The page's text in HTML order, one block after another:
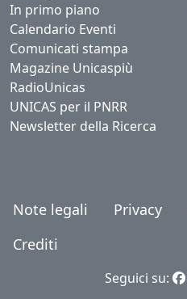
In primo piano
Calendario Eventi
Comunicati stampa
Magazine Unicaspiù
RadioUnicas
UNICAS per il PNRR
Newsletter della Ricerca
Note legali Privacy
Crediti
Seguici su: